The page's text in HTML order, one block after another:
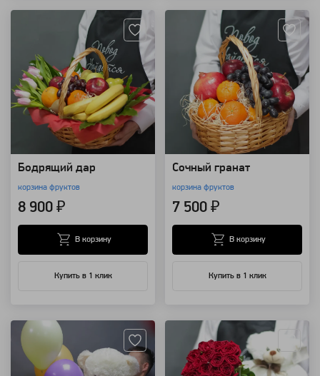
Бодрящий дар
корзина фруктов
8 900 ₽
Купить в 1 клик
В корзину
Сочный гранат
корзина фруктов
7 500 ₽
Купить в 1 клик
В корзину